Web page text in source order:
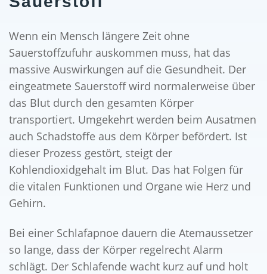
Wenn ein Mensch längere Zeit ohne
Sauerstoffzufuhr auskommen muss, hat das
massive Auswirkungen auf die Gesundheit. Der
eingeatmete Sauerstoff wird normalerweise über
das Blut durch den gesamten Körper
transportiert. Umgekehrt werden beim Ausatmen
auch Schadstoffe aus dem Körper befördert. Ist
dieser Prozess gestört, steigt der
Kohlendioxidgehalt im Blut. Das hat Folgen für
die vitalen Funktionen und Organe wie Herz und
Gehirn.
Bei einer Schlafapnoe dauern die Atemaussetzer
so lange, dass der Körper regelrecht Alarm
schlägt. Der Schlafende wacht kurz auf und holt